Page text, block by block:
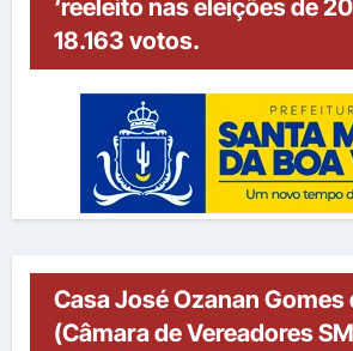
‘reeleito nas eleições de
18.163 votos.
Casa José Ozanan Gomes
(Câmara de Vereadores